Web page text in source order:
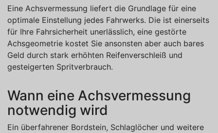
Eine Achsvermessung liefert die Grundlage für eine
optimale Einstellung jedes Fahrwerks. Die ist einerseits
für Ihre Fahrsicherheit unerlässlich, eine gestörte
Achsgeometrie kostet Sie ansonsten aber auch bares
Geld durch stark erhöhten Reifenverschleiß und
gesteigerten Spritverbrauch.
Wann eine Achsvermessung
notwendig wird
Ein überfahrener Bordstein, Schlaglöcher und weitere